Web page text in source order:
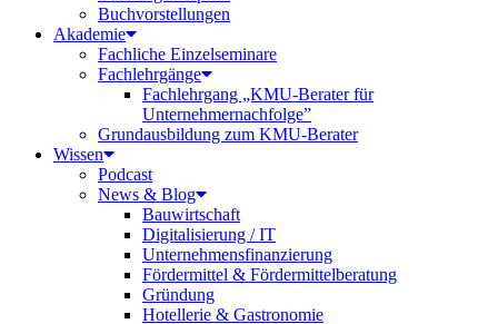
Buchvorstellungen
Akademie
Fachliche Einzelseminare
Fachlehrgänge
Fachlehrgang „KMU-Berater für
Unternehmernachfolge”
Grundausbildung zum KMU-Berater
Wissen
Podcast
News & Blog
Bauwirtschaft
Digitalisierung / IT
Unternehmensfinanzierung
Fördermittel & Fördermittelberatung
Gründung
Hotellerie & Gastronomie